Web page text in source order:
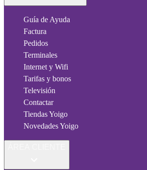
Guía de Ayuda
Factura
Pedidos
Terminales
Internet y Wifi
Tarifas y bonos
Televisión
Contactar
Tiendas Yoigo
Novedades Yoigo